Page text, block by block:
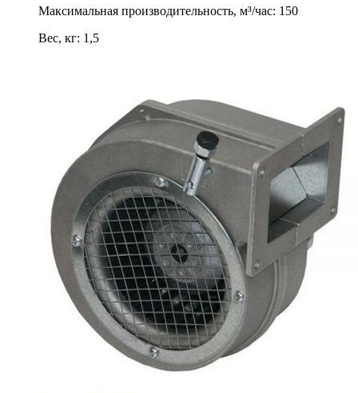
Максимальная производительность, м³/час: 150
Вес, кг: 1,5